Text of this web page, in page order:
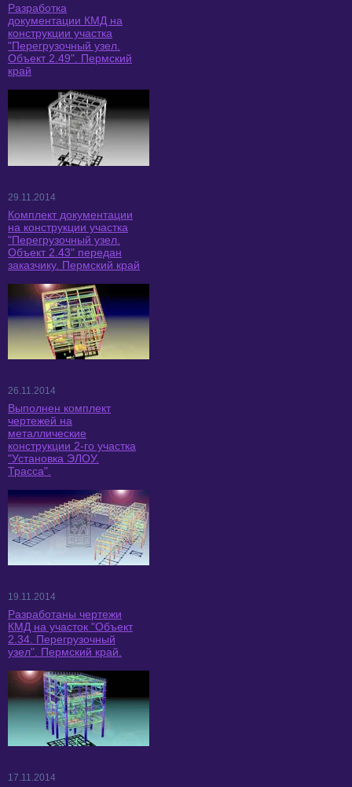
Разработка
документации КМД на
конструкции участка
"Перегрузочный узел.
Объект 2.49". Пермский
край
29.11.2014
Комплект документации
на конструкции участка
"Перегрузочный узел.
Объект 2.43" передан
заказчику. Пермский край
26.11.2014
Выполнен комплект
чертежей на
металлические
конструкции 2-го участка
"Установка ЭЛОУ.
Трасса".
19.11.2014
Разработаны чертежи
КМД на участок "Объект
2.34. Перегрузочный
узел". Пермский край.
17.11.2014